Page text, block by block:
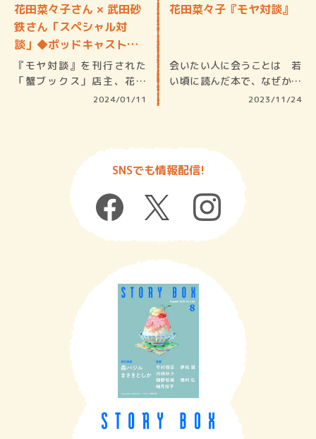
花田菜々子さん × 武田砂
鉄さん「スペシャル対
談」◆ポッドキャスト
【本…
『モヤ対談』を刊行された
「蟹ブックス」店主、花田
2024/01/11
花田菜々子『モヤ対談』
会いたい人に会うことは 若
い頃に読んだ本で、なぜか忘
2023/11/24
SNSでも情報配信!